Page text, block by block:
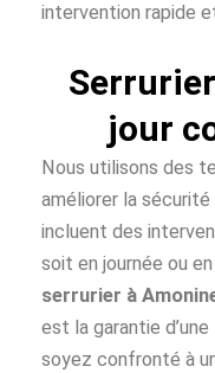
intervention rapide
jour
Nous utilisons des
améliorer la
incluent des
soit en journée ou
serrurier à
est la garantie
soyez confronté à